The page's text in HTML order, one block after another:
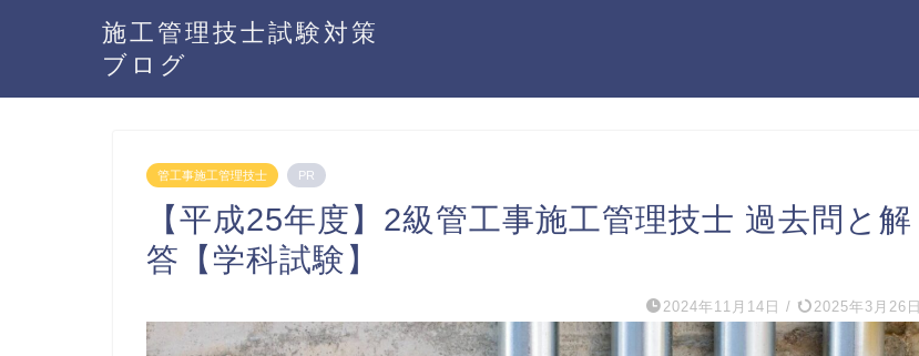
施工管理技士試験対策
ブログ
管工事施工管理技士 PR
【平成25年度】2級管工事施工管理技士 過去問と解
答【学科試験】
2024年11月14日 / 2025年3月26日